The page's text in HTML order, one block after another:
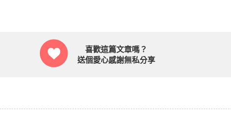
喜歡這篇文章嗎？
送個愛心感謝無私分享